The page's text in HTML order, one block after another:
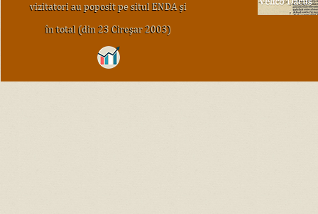
vizitatori au poposit pe situl ENDA şi
în total (din 23 Cireşar 2003)